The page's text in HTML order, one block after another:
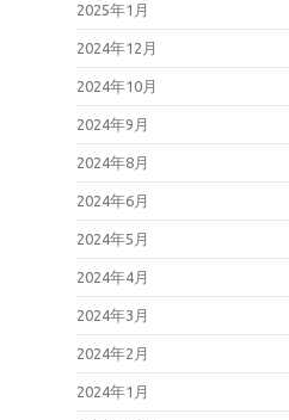
2025年1月
2024年12月
2024年10月
2024年9月
2024年8月
2024年6月
2024年5月
2024年4月
2024年3月
2024年2月
2024年1月